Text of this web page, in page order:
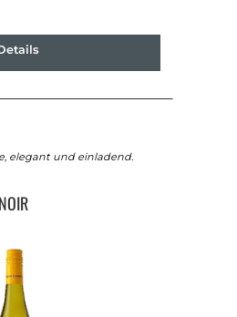
elegant und einladend.